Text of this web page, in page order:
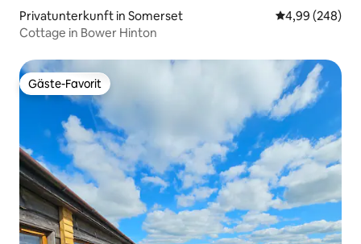
Privatunterkunft in Somerset
4,99 (248)
Cottage in Bower Hinton
Gäste-Favorit
Gäste-Favorit